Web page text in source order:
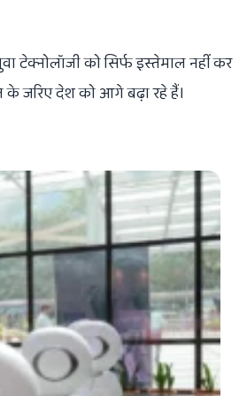
टेक्नोलॉजी को सिर्फ इस्तेमाल नहीं कर
के जरिए देश को आगे बढ़ा रहे हैं।